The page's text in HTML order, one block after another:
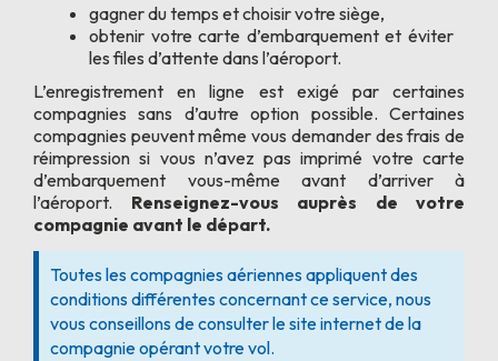
gagner du temps et choisir votre siège,
obtenir votre carte d’embarquement et éviter
les files d’attente dans l’aéroport.
L’enregistrement en ligne est exigé par certaines
compagnies sans d’autre option possible. Certaines
compagnies peuvent même vous demander des frais de
réimpression si vous n’avez pas imprimé votre carte
d’embarquement vous-même avant d’arriver à
l’aéroport. Renseignez-vous auprès de votre
compagnie avant le départ.
Toutes les compagnies aériennes appliquent des
conditions différentes concernant ce service, nous
vous conseillons de consulter le site internet de la
compagnie opérant votre vol.